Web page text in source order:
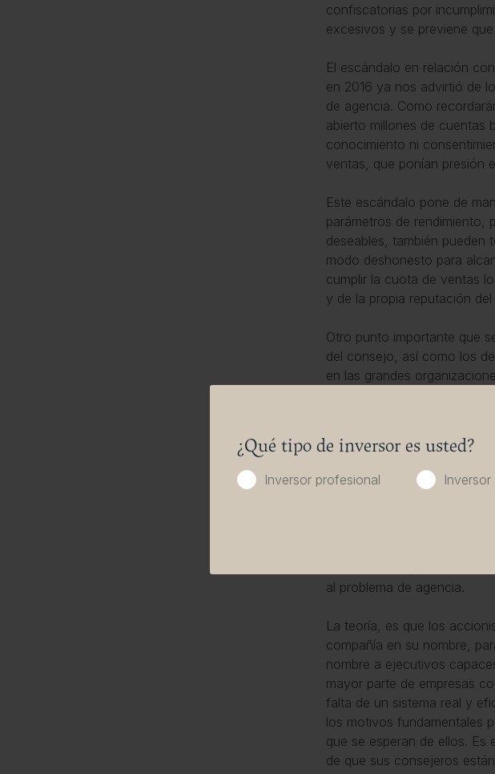
¿Qué tipo de inversor es usted?
Inversor profesional
confiscatorias por
excesivos y se previene
El escándalo en relación
en 2016 ya nos advirtió de
de agencia. Como
abierto millones de cuentas
conocimiento ni
ventas, que ponían presión
Este escándalo pone de
parámetros de rendimiento,
deseables, también
modo deshonesto para
cumplir la cuota de ventas
y de la propia reputación
Otro punto importante que
del consejo, así como los
en las grandes
existieron durante años
Este ejemplo demuestra
remuneración o los
Es por tanto importante
buena estructura de
administración, en calidad
al problema de agencia.
La teoría, es que los
compañía en su nombre,
nombre a ejecutivos
mayor parte de empresas
falta de un sistema real y
los motivos fundamentales
que se esperan de ellos. Es
de que sus consejeros